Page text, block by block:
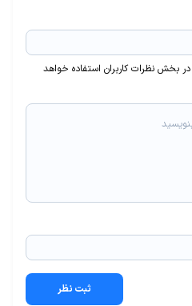
بخش نظرات کاربران استفاده خواهد
ثبت نظر